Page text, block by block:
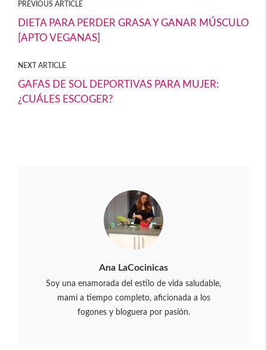
o
o
k
er
ar
PREVIOUS ARTICLE
DIETA PARA PERDER GRASA Y GANAR MÚSCULO
[APTO VEGANAS]
NEXT ARTICLE
GAFAS DE SOL DEPORTIVAS PARA MUJER:
¿CUÁLES ESCOGER?
Ana LaCocinicas
Soy una enamorada del estilo de vida saludable,
mami a tiempo completo, aficionada a los
fogones y bloguera por pasión.